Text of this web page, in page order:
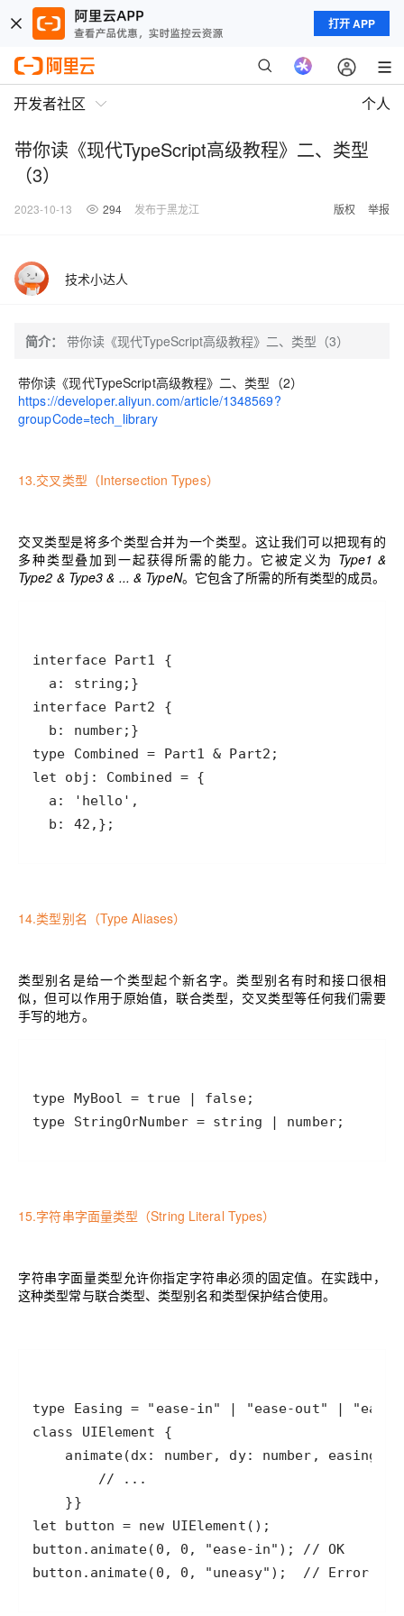
打开 APP
开发者社区 个人
带你读《现代TypeScript高级教程》二、类型
（3）
2023-10-13 294 发布于黑龙江 版权 举报
技术小达人
简介： 带你读《现代TypeScript高级教程》二、类型（3）
带你读《现代TypeScript高级教程》二、类型（2）
https://developer.aliyun.com/article/1348569?
groupCode=tech_library
13.交叉类型（Intersection Types）
交叉类型是将多个类型合并为一个类型。这让我们可以把现有的
多种类型叠加到一起获得所需的能力。它被定义为 Type1 &
Type2 & Type3 & ... & TypeN。它包含了所需的所有类型的成员。
  b: 42,};
14.类型别名（Type Aliases）
类型别名是给一个类型起个新名字。类型别名有时和接口很相
似，但可以作用于原始值，联合类型，交叉类型等任何我们需要
手写的地方。
type StringOrNumber = string | number;
15.字符串字面量类型（String Literal Types）
字符串字面量类型允许你指定字符串必须的固定值。在实践中，
这种类型常与联合类型、类型别名和类型保护结合使用。
button.animate(0, 0, "ease-in"); // OK
button.animate(0, 0, "uneasy");  // Error: